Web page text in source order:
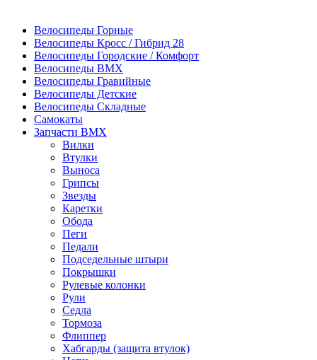
Велосипеды Горные
Велосипеды Кросс / Гибрид 28
Велосипеды Городские / Комфорт
Велосипеды BMX
Велосипеды Гравийные
Велосипеды Детские
Велосипеды Складные
Самокаты
Запчасти BMX
Вилки
Втулки
Выноса
Грипсы
Звезды
Каретки
Обода
Пеги
Педали
Подседельные штыри
Покрышки
Рулевые колонки
Рули
Седла
Тормоза
Флиппер
Хабгарды (защита втулок)